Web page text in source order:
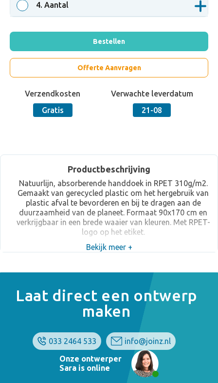
4. Aantal
Bestellen
Offerte Aanvragen
Verzendkosten
Gratis
Verwachte leverdatum
21-08
Productbeschrijving
Natuurlijn, absorberende handdoek in RPET 310g/m2.
Gemaakt van gerecycled plastic om het hergebruik van
plastic afval te bevorderen en bij te dragen aan de
duurzaamheid van de planeet. Formaat 90x170 cm en
verkrijgbaar in een brede waaier van kleuren. Met RPET-
logo op het etiket.
Bekijk meer +
Laat direct een ontwerp
maken
033 2464 533
info@joinz.nl
Onze ontwerper
Sara is online